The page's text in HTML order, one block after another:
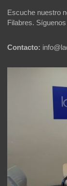
Escuche nuestro
Filabres.
Contacto: